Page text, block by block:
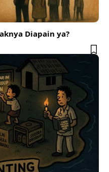
Diapain ya?